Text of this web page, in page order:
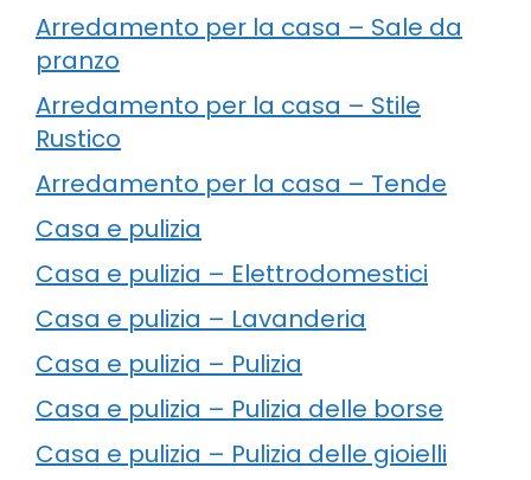
Arredamento per la casa – Sale da
pranzo
Arredamento per la casa – Stile
Rustico
Arredamento per la casa – Tende
Casa e pulizia
Casa e pulizia – Elettrodomestici
Casa e pulizia – Lavanderia
Casa e pulizia – Pulizia
Casa e pulizia – Pulizia delle borse
Casa e pulizia – Pulizia delle gioielli